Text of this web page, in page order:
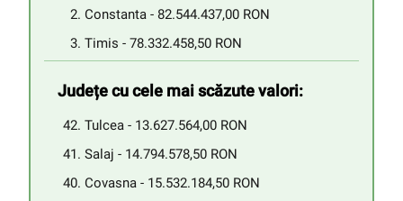
Constanta - 82.544.437,00 RON
Timis - 78.332.458,50 RON
Județe cu cele mai scăzute valori:
Tulcea - 13.627.564,00 RON
Salaj - 14.794.578,50 RON
Covasna - 15.532.184,50 RON